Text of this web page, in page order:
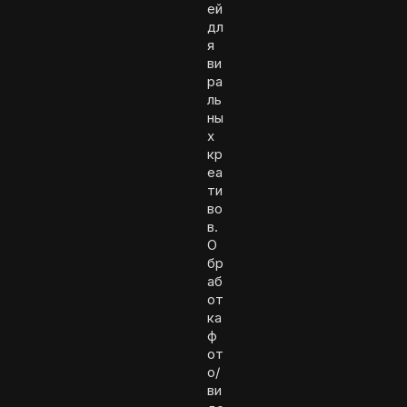
ей
дл
я
ви
ра
ль
ны
х
кр
еа
ти
во
в.
О
бр
аб
от
ка
ф
от
о/
ви